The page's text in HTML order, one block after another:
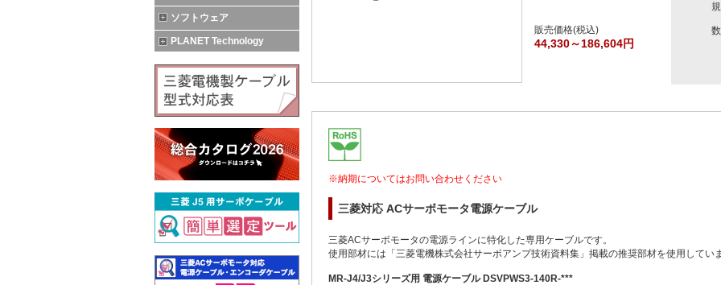
ソフトウェア
PLANET Technology
販売価格(税込)
44,330～186,604円
※納期についてはお問い合わせください
三菱対応 ACサーボモータ電源ケーブル
三菱ACサーボモータの電源ラインに特化した専用ケーブルです。
使用部材には「三菱電機株式会社サーボアンプ技術資料集」掲載の推奨部材を使用してい
MR-J4/J3シリーズ用 電源ケーブル DSVPWS3-140R-***